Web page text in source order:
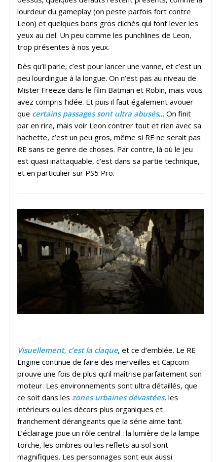
lourdeur du gameplay (on peste parfois fort contre
Leon) et quelques bons gros clichés qui font lever les
yeux au ciel. Un peu comme les punchlines de Leon,
trop présentes à nos yeux.
Dès qu’il parle, c’est pour lancer une vanne, et c’est un
peu lourdingue à la longue. On n’est pas au niveau de
Mister Freeze dans le film Batman et Robin, mais vous
avez compris l’idée. Et puis il faut également avouer
que certains passages sont ultra abusés… On finit
par en rire, mais voir Leon contrer tout et rien avec sa
hachette, c’est un peu gros, même si RE ne serait pas
RE sans ce genre de choses. Par contre, là où le jeu
est quasi inattaquable, c’est dans sa partie technique,
et en particulier sur PS5 Pro.
Visuellement, c’est la claque, et ce d’emblée. Le RE
Engine continue de faire des merveilles et Capcom
prouve une fois de plus qu’il maîtrise parfaitement son
moteur. Les environnements sont ultra détaillés, que
ce soit dans les zones urbaines dévastées, les
intérieurs ou les décors plus organiques et
franchement dérangeants que la série aime tant.
L’éclairage joue un rôle central : la lumière de la lampe
torche, les ombres ou les reflets au sol sont
magnifiques. Les personnages sont eux aussi